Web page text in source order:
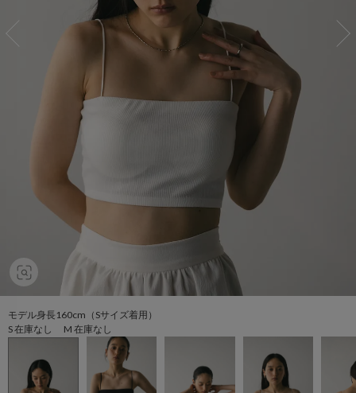
モデル身長160cm（Sサイズ着用）
S 在庫なし M 在庫なし